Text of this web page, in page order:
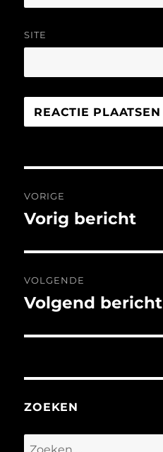
SITE
navigatie
VORIGE
Vorig
Vorig bericht
VOLGENDE
Volgend
Volgend bericht
ZOEKEN
Zoeken